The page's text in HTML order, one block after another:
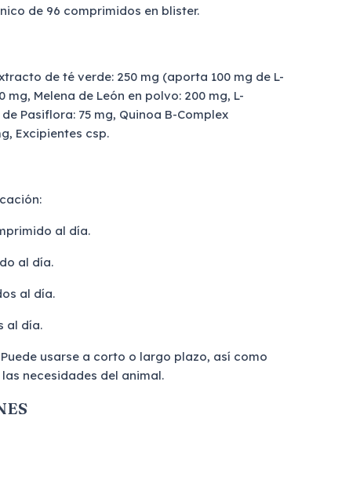
de 96 comprimidos en blister.
de té verde: 250 mg (aporta 100 mg de L-
mg, Melena de León en polvo: 200 mg, L-
Pasiflora: 75 mg, Quinoa B-Complex
Excipientes csp.
al día.
al día.
al día.
al día.
usarse a corto o largo plazo, así como
necesidades del animal.